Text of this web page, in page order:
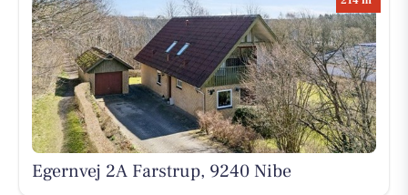
Egernvej 2A Farstrup, 9240 Nibe